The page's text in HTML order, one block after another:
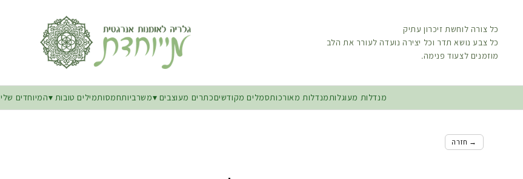
כל צורה לוחשת זיכרון עתיק
כל צבע נושא תדר וכל יצירה נועדה לעורר את הלב
מוזמנים לצעוד פנימה.
מנדלות מעוגלותמנדלות מאורכותסמלים מקודשיםכתרים מעוצבים משרביותחמסותמילים טובות המיוחדים שלי
→ חזרה